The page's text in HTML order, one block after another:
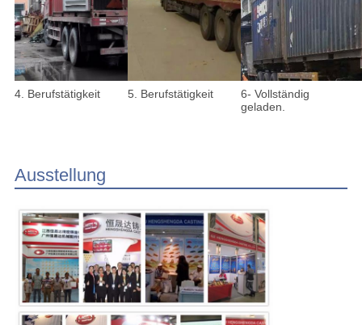
4. Berufstätigkeit 5. Berufstätigkeit
6- Vollständig
geladen.
Ausstellung